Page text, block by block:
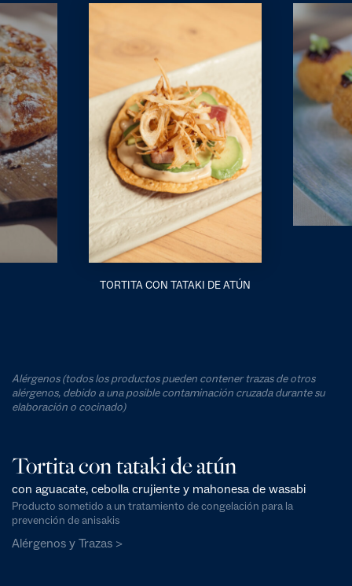
TORTITA CON TATAKI DE ATÚN
Alérgenos (todos los productos pueden contener trazas de otros
alérgenos, debido a una posible contaminación cruzada durante su
elaboración o cocinado)
Tortita con tataki de atún
con aguacate, cebolla crujiente y mahonesa de wasabi
Producto sometido a un tratamiento de congelación para la
prevención de anisakis
Alérgenos y Trazas >